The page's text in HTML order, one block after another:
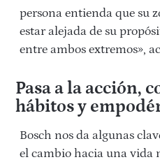
persona entienda que su
estar alejada de su
entre ambos extremos»,
Pasa a la acción,
hábitos y
Bosch nos da algunas
el cambio hacia una vida